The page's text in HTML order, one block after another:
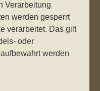
Verarbeitung
werden gesperrt
verarbeitet. Das gilt
oder
werden